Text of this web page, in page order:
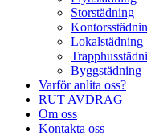
Storstädning
Lokalstädning
Byggstädning
Varför anlita oss?
RUT AVDRAG
Om oss
Kontakta oss